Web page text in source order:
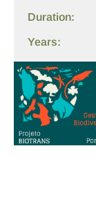
Duration:
Years: